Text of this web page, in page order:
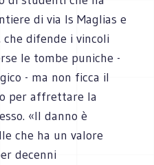
di via Is Maglias e
difende i vincoli
le tombe puniche -
- ma non ficca il
per affrettare la
«Il danno è
che ha un valore
decenni